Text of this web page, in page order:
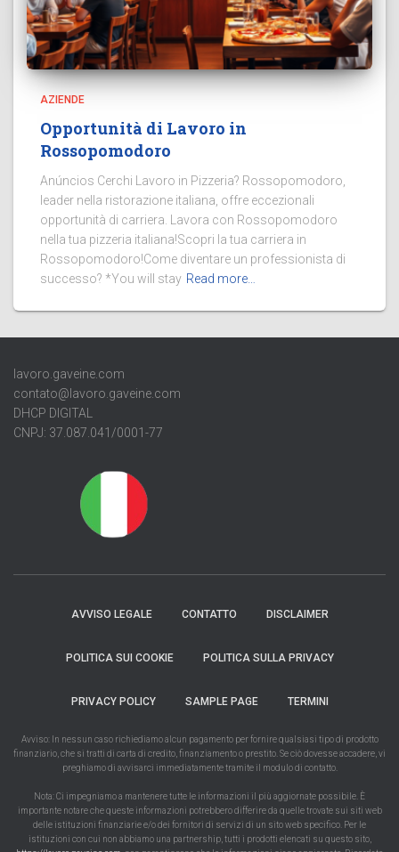
AZIENDE
Opportunità di Lavoro in
Rossopomodoro
Anúncios Cerchi Lavoro in Pizzeria? Rossopomodoro,
leader nella ristorazione italiana, offre eccezionali
opportunità di carriera. Lavora con Rossopomodoro
nella tua pizzeria italiana!Scopri la tua carriera in
Rossopomodoro!Come diventare un professionista di
successo? *You will stay Read more…
lavoro.gaveine.com
contato@lavoro.gaveine.com
DHCP DIGITAL
CNPJ: 37.087.041/0001-77
AVVISO LEGALE CONTATTO DISCLAIMER
POLITICA SUI COOKIE POLITICA SULLA PRIVACY
PRIVACY POLICY SAMPLE PAGE TERMINI
Avviso: In nessun caso richiediamo alcun pagamento per fornire qualsiasi tipo di prodotto
finanziario, che si tratti di carta di credito, finanziamento o prestito. Se ciò dovesse accadere, vi
preghiamo di avvisarci immediatamente tramite il modulo di contatto.
Nota: Ci impegniamo a mantenere tutte le informazioni il più aggiornate possibile. È
importante notare che queste informazioni potrebbero differire da quelle trovate sui siti web
delle istituzioni finanziarie e/o dei fornitori di servizi di un sito web specifico. Per le
istituzioni con cui non abbiamo una partnership, tutti i prodotti elencati su questo sito,